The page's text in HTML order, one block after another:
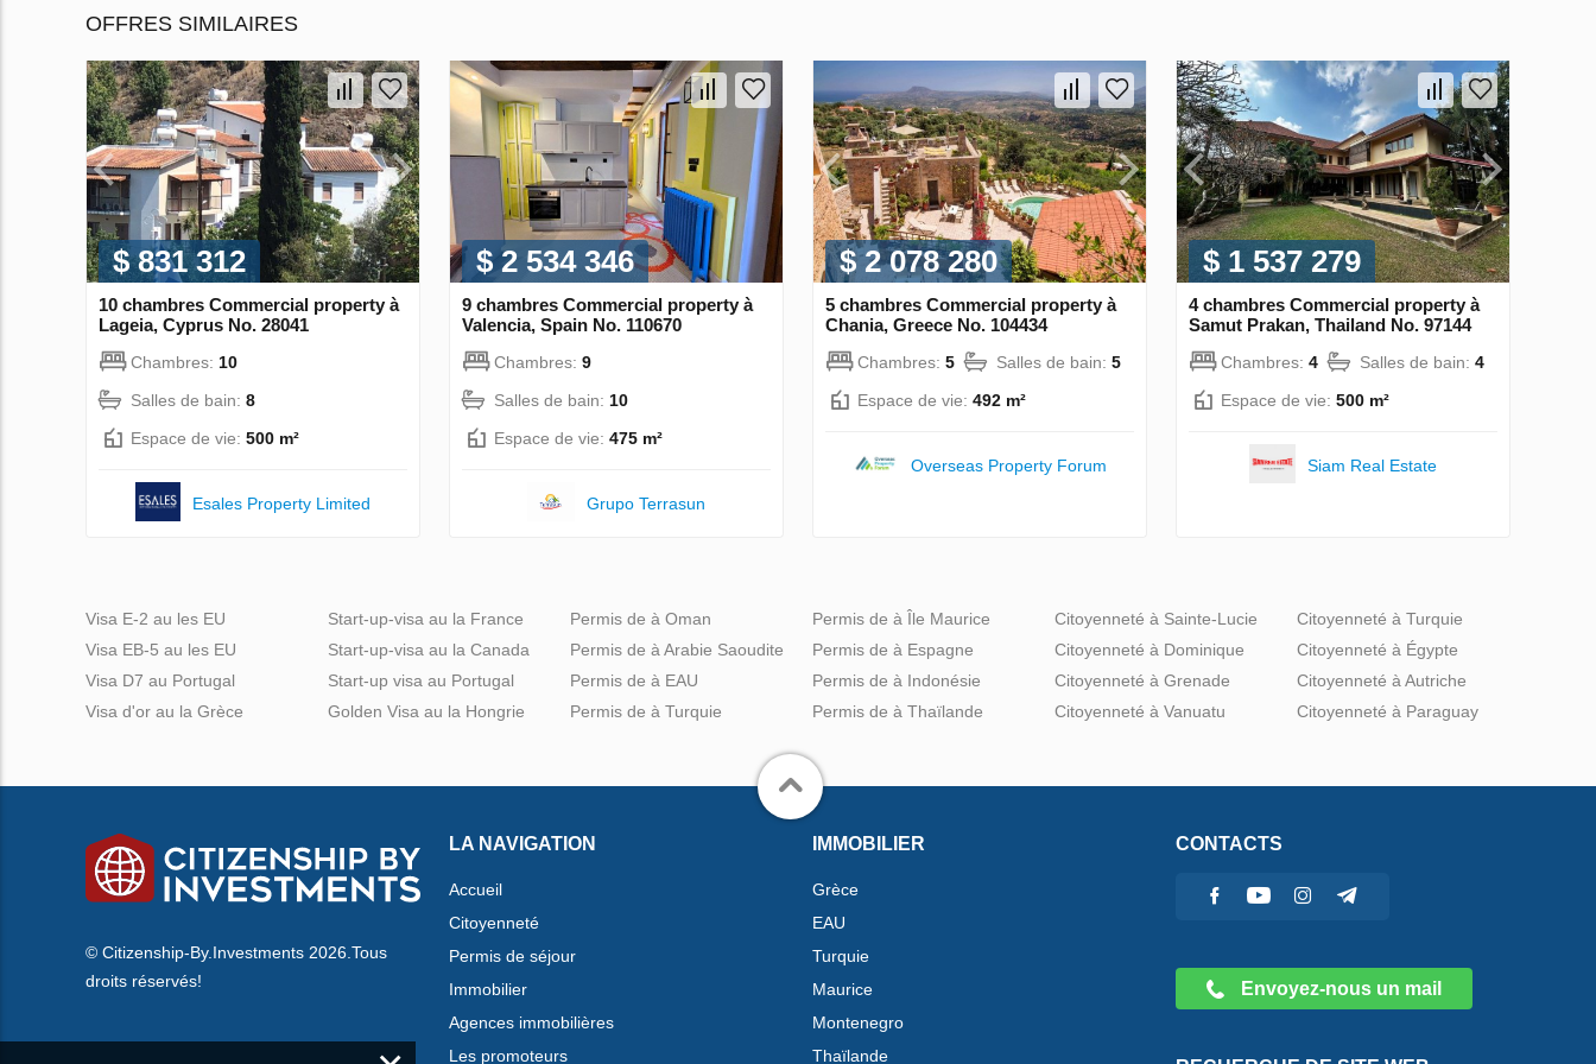
OFFRES SIMILAIRES
$ 831 312
10 chambres Commercial property à
Lageia, Cyprus No. 28041
Chambres: 10
Salles de bain: 8
Espace de vie: 500 m²
Esales Property Limited
$ 2 534 346
9 chambres Commercial property à
Valencia, Spain No. 110670
Chambres: 9
Salles de bain: 10
Espace de vie: 475 m²
Grupo Terrasun
$ 2 078 280
5 chambres Commercial property à
Chania, Greece No. 104434
Chambres: 5 Salles de bain: 5
Espace de vie: 492 m²
Overseas Property Forum
$ 1 537 279
4 chambres Commercial property à
Samut Prakan, Thailand No. 97144
Chambres: 4 Salles de bain: 4
Espace de vie: 500 m²
Siam Real Estate
Visa E-2 au les EU
Visa EB-5 au les EU
Visa D7 au Portugal
Visa d'or au la Grèce
Start-up-visa au la France
Start-up-visa au la Canada
Start-up visa au Portugal
Golden Visa au la Hongrie
Permis de à Oman
Permis de à Arabie Saoudite
Permis de à EAU
Permis de à Turquie
Permis de à Île Maurice
Permis de à Espagne
Permis de à Indonésie
Permis de à Thaïlande
Citoyenneté à Sainte-Lucie
Citoyenneté à Dominique
Citoyenneté à Grenade
Citoyenneté à Vanuatu
Citoyenneté à Turquie
Citoyenneté à Égypte
Citoyenneté à Autriche
Citoyenneté à Paraguay
© Citizenship-By.Investments 2026.Tous
droits réservés!
LA NAVIGATION
Accueil
Citoyenneté
Permis de séjour
Immobilier
Agences immobilières
Les promoteurs
IMMOBILIER
Grèce
EAU
Turquie
Maurice
Montenegro
Thaïlande
CONTACTS
Envoyez-nous un mail